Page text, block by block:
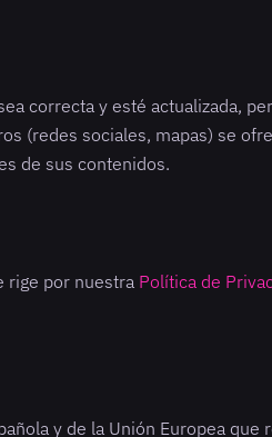
correcta y esté actualizada,
(redes sociales, mapas) se
de sus contenidos.
rige por nuestra Política de
y de la Unión Europea que